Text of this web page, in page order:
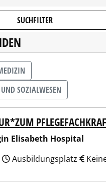
SUCHFILTER
SOZIALWESEN
Elisabeth Hospital
Ausbildungsplatz